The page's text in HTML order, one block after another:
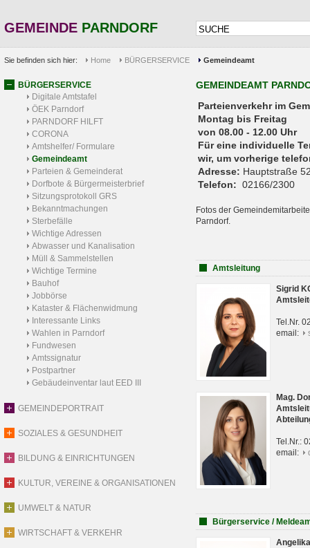
GEMEINDE PARNDORF
Sie befinden sich hier: Home BÜRGERSERVICE Gemeindeamt
BÜRGERSERVICE
Digitale Amtstafel
ÖEK Parndorf
PARNDORF HILFT
CORONA
Amtshelfer/ Formulare
Gemeindeamt
Parteien & Gemeinderat
Dorfbote & Bürgermeisterbrief
Sitzungsprotokoll GRS
Bekanntmachungen
Sterbefälle
Wichtige Adressen
Abwasser und Kanalisation
Müll & Sammelstellen
Wichtige Termine
Bauhof
Jobbörse
Kataster & Flächenwidmung
Interessante Links
Wahlen in Parndorf
Fundwesen
Amtssignatur
Postpartner
Gebäudeinventar laut EED III
GEMEINDEPORTRAIT
SOZIALES & GESUNDHEIT
BILDUNG & EINRICHTUNGEN
KULTUR, VEREINE & ORGANISATIONEN
UMWELT & NATUR
WIRTSCHAFT & VERKEHR
GEMEINDEAMT
Parteienverkehr
Montag bis Freitag
von 08.00 - 12.00 Uhr
Für eine individuelle
wir, um vorherige
Adresse: Hauptstraße
Telefon: 02166/2300
Fotos der
Parndorf.
Amtsleitung
Sigrid
Tel.Nr.
email:
Mag.
Tel.Nr.:
email:
Bürgerservice /